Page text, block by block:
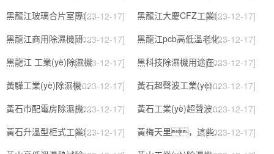
黑龍江玻璃合片室專(zhuān)用組合型轉輪除濕機
[2023-12-17] 黑龍江大慶CFZ工業(yè)除濕機濕菱除濕機品牌
[2023-12-17]
黑龍江商用除濕機研發(fā)(回饋老顧客,2022已更新)
[2023-12-17] 黑龍江pcb高低溫老化試驗箱
[2023-12-17]
黑龍江 工業(yè)除濕機[2023-12-17] 黑科技除濕機用途在哪里，如何選購到合適的工業(yè)除濕機
[2023-12-17]
黃驊工業(yè)除濕機】倉庫抽濕機】車(chē)間除濕器】
[2023-12-17] 黃石超聲波工業(yè)加濕機，SL系列除濕機
[2023-12-17]
黃石市配電房除濕機，工業(yè)抽濕機 恒溫恒濕非標機器
[2023-12-17] 黃石工業(yè)超聲波加濕器，除濕機品牌
[2023-12-17]
黃石升溫型柜式工業(yè)除濕機
[2023-12-17] 黃梅天里，這些除濕防潮妙招學(xué)起來(lái)
[2023-12-17]